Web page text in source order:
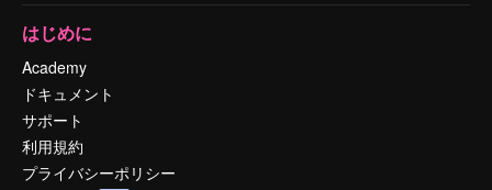
はじめに
Academy
ドキュメント
サポート
利用規約
プライバシーポリシー